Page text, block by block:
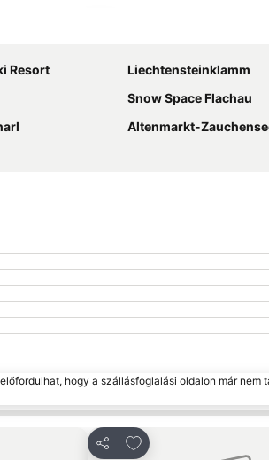
Resort
Liechtensteinklamm
Snow Space Flachau
Altenmarkt-
hogy a szállásfoglalási oldalon már nem
Megosztás
Hozzáadás a